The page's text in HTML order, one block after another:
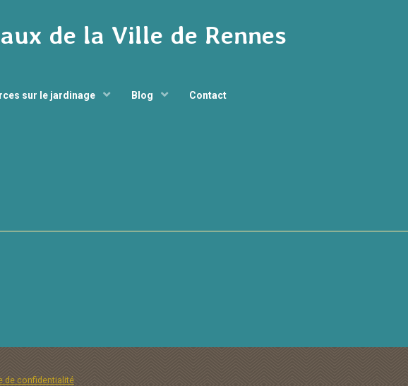
de la Ville de Rennes
sur le jardinage Blog Contact
de confidentialité